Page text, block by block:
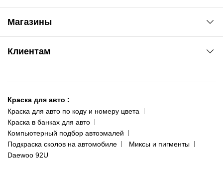
Магазины
ул. Рабочая, 2-а
093 611-39-23
(ориентир: Интайм №40)
Одесса
пр-т Акад. Глушко, 29
066 554-97-70
Клиентам
Доставка и оплата
Сотрудничество
Наши публикации
Публичная оферта
Политика конфиденциальности
Краска для авто :
Краска для авто по коду и номеру цвета
Краска в банках для авто
Компьютерный подбор автоэмалей
Подкраска сколов на автомобиле
Миксы и пигменты
Daewoo 92U